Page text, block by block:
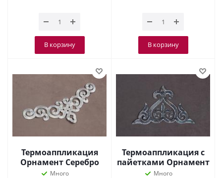
В корзину В корзину
Термоаппликация
Орнамент Серебро
3020
Много
Термоаппликация с
пайетками Орнамент
Серебро 8618
Много